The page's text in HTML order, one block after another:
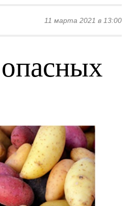
11 марта 2021 в 13:00